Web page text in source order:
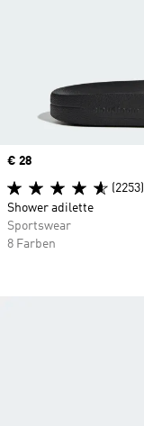
Price
€ 28
(2253)
Shower adilette
Sportswear
8 Farben